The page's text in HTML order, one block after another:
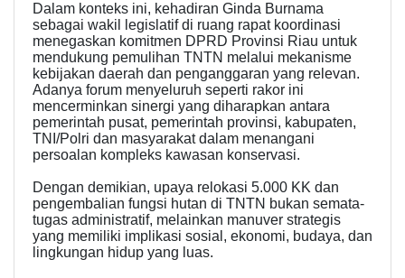
Dalam konteks ini, kehadiran Ginda Burnama
sebagai wakil legislatif di ruang rapat koordinasi
menegaskan komitmen DPRD Provinsi Riau untuk
mendukung pemulihan TNTN melalui mekanisme
kebijakan daerah dan penganggaran yang relevan.
Adanya forum menyeluruh seperti rakor ini
mencerminkan sinergi yang diharapkan antara
pemerintah pusat, pemerintah provinsi, kabupaten,
TNI/Polri dan masyarakat dalam menangani
persoalan kompleks kawasan konservasi.
Dengan demikian, upaya relokasi 5.000 KK dan
pengembalian fungsi hutan di TNTN bukan semata-
tugas administratif, melainkan manuver strategis
yang memiliki implikasi sosial, ekonomi, budaya, dan
lingkungan hidup yang luas.